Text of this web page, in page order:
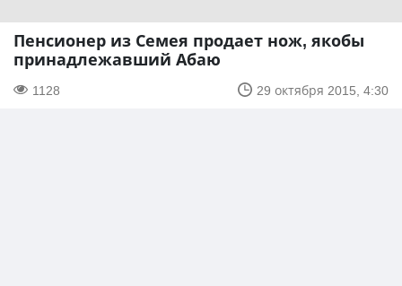
Пенсионер из Семея продает нож, якобы
принадлежавший Абаю
1128 29 октября 2015, 4:30